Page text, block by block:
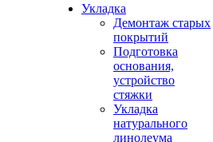
Укладка
Демонтаж старых
покрытий
Подготовка
основания,
устройство
стяжки
Укладка
натурального
линолеума